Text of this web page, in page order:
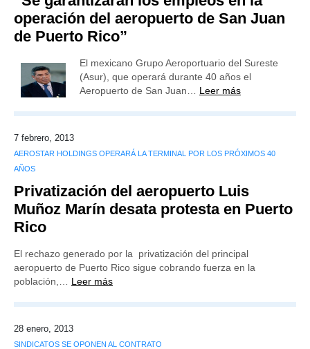
operación del aeropuerto de San Juan
de Puerto Rico”
El mexicano Grupo Aeroportuario del Sureste
(Asur), que operará durante 40 años el
Aeropuerto de San Juan… Leer más
7 febrero, 2013
AEROSTAR HOLDINGS OPERARÁ LA TERMINAL POR LOS PRÓXIMOS 40
AÑOS
Privatización del aeropuerto Luis
Muñoz Marín desata protesta en Puerto
Rico
El rechazo generado por la privatización del principal
aeropuerto de Puerto Rico sigue cobrando fuerza en la
población,… Leer más
28 enero, 2013
SINDICATOS SE OPONEN AL CONTRATO